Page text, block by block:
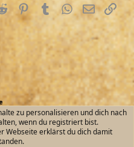
Reddit PinterestTumblrWhatsApp
E-MailLink
Datenschutz
zu personalisieren und dich nach
wenn du registriert bist.
Webseite erklärst du dich damit